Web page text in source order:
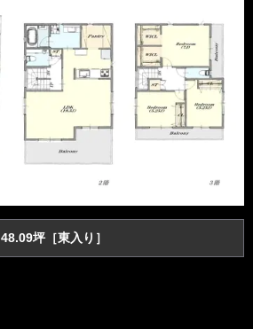
48.09坪［東入り］